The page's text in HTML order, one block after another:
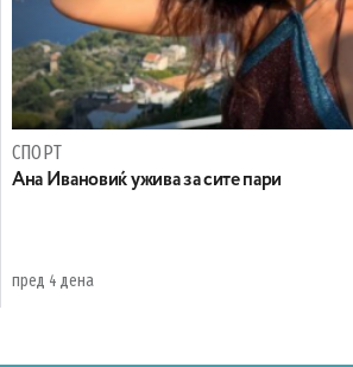
СПОРТ
Ана Ивановиќ ужива за сите пари
пред 4 дена